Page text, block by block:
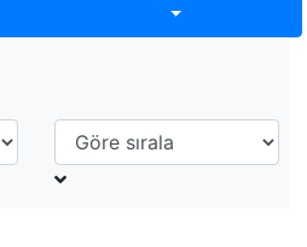
Toggle